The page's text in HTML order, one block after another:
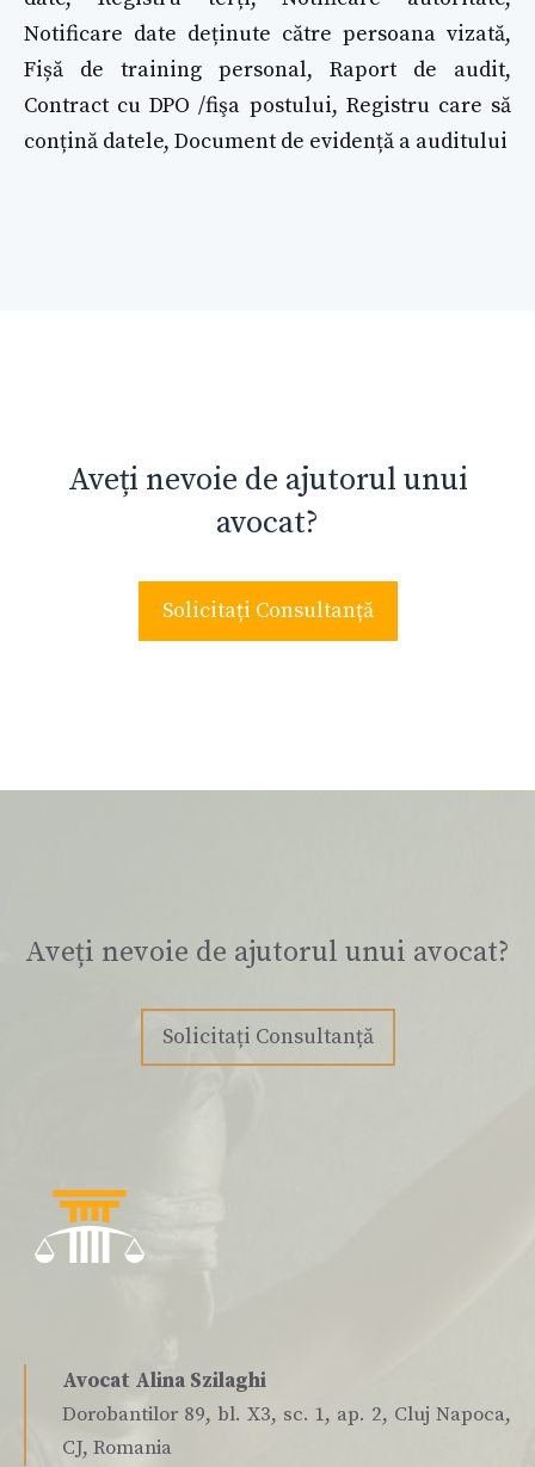
Notificare date deținute către persoana vizată,
Fișă de training personal, Raport de audit,
Contract cu DPO /fişa postului, Registru care să
conțină datele, Document de evidență a auditului
Aveți nevoie de ajutorul unui
avocat?
Solicitați Consultanță
Aveți nevoie de ajutorul unui avocat?
Solicitați Consultanță
Avocat Alina Szilaghi
Dorobantilor 89, bl. X3, sc. 1, ap. 2, Cluj Napoca,
CJ, Romania